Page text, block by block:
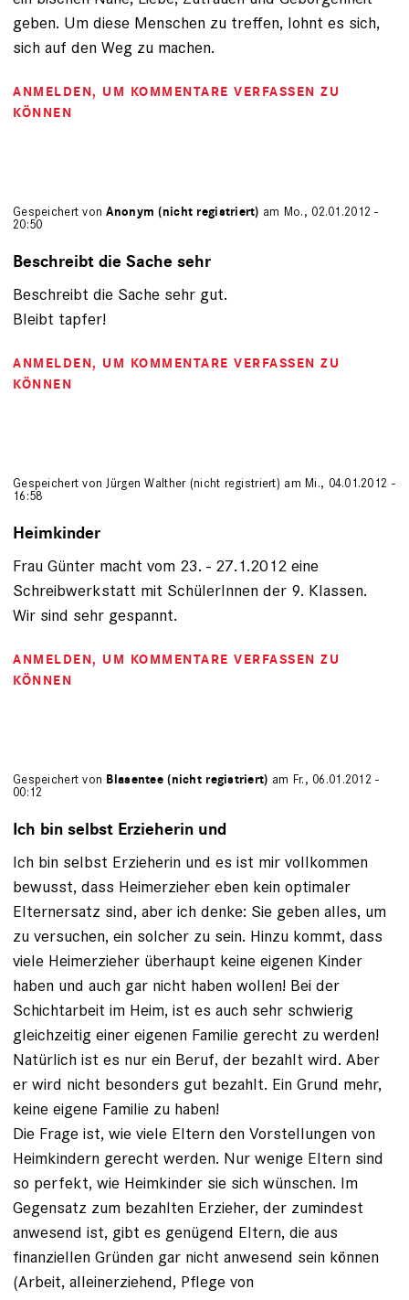
geben. Um diese Menschen zu treffen, lohnt es sich,
sich auf den Weg zu machen.
ANMELDEN, UM KOMMENTARE VERFASSEN ZU
KÖNNEN
Gespeichert vonAnonym (nicht registriert) am Mo., 02.01.2012 -
20:50
Beschreibt die Sache sehr
Beschreibt die Sache sehr gut.
Bleibt tapfer!
ANMELDEN, UM KOMMENTARE VERFASSEN ZU
KÖNNEN
Gespeichert von Jürgen Walther (nicht registriert) am Mi., 04.01.2012 -
16:58
Heimkinder
Frau Günter macht vom 23. - 27.1.2012 eine
Schreibwerkstatt mit SchülerInnen der 9. Klassen.
Wir sind sehr gespannt.
ANMELDEN, UM KOMMENTARE VERFASSEN ZU
KÖNNEN
Gespeichert von Blasentee (nicht registriert) am Fr., 06.01.2012 -
00:12
Ich bin selbst Erzieherin und
Ich bin selbst Erzieherin und es ist mir vollkommen
bewusst, dass Heimerzieher eben kein optimaler
Elternersatz sind, aber ich denke: Sie geben alles, um
zu versuchen, ein solcher zu sein. Hinzu kommt, dass
viele Heimerzieher überhaupt keine eigenen Kinder
haben und auch gar nicht haben wollen! Bei der
Schichtarbeit im Heim, ist es auch sehr schwierig
gleichzeitig einer eigenen Familie gerecht zu werden!
Natürlich ist es nur ein Beruf, der bezahlt wird. Aber
er wird nicht besonders gut bezahlt. Ein Grund mehr,
keine eigene Familie zu haben!
Die Frage ist, wie viele Eltern den Vorstellungen von
Heimkindern gerecht werden. Nur wenige Eltern sind
so perfekt, wie Heimkinder sie sich wünschen. Im
Gegensatz zum bezahlten Erzieher, der zumindest
anwesend ist, gibt es genügend Eltern, die aus
finanziellen Gründen gar nicht anwesend sein können
(Arbeit, alleinerziehend, Pflege von